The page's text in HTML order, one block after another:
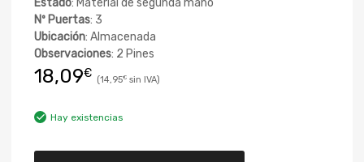
Estado: Material de segunda mano
Nº Puertas: 3
Ubicación: Almacenada
Observaciones: 2 Pines
18,09€ 14,95€
Hay existencias